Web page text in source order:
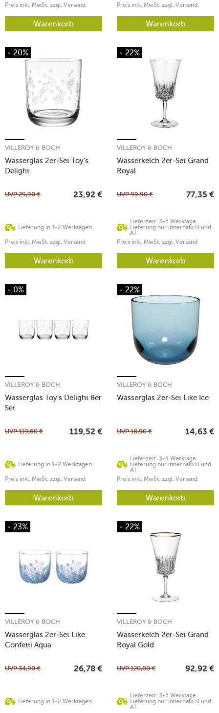
Preis inkl. MwSt. zzgl. Versand
Warenkorb
Preis inkl. MwSt. zzgl. Versand
Warenkorb
- 20%
Wasserglas 2er-Set Toy’s
Delight
VILLEROY & BOCH
Lieferung in 1-2 Werktagen
UVP29,90 € 23,92 €
Preis inkl. MwSt. zzgl. Versand
Warenkorb
- 22%
Wasserkelch 2er-Set Grand
Royal
VILLEROY & BOCH
Lieferzeit: 3-5 Werktage.
Lieferung nur innerhalb D und
AT.
UVP99,90 € 77,35 €
Preis inkl. MwSt. zzgl. Versand
Warenkorb
- 0%
Wasserglas Toy's Delight 8er
Set
VILLEROY & BOCH
Lieferung in 1-2 Werktagen
UVP119,60 € 119,52 €
Preis inkl. MwSt. zzgl. Versand
Warenkorb
- 22%
Wasserglas 2er-Set Like Ice
VILLEROY & BOCH
Lieferzeit: 3-5 Werktage.
Lieferung nur innerhalb D und
AT.
UVP18,90 € 14,63 €
Preis inkl. MwSt. zzgl. Versand
Warenkorb
- 23%
Wasserglas 2er-Set Like
Confetti Aqua
VILLEROY & BOCH
Lieferung in 1-2 Werktagen
UVP34,90 € 26,78 €
- 22%
Wasserkelch 2er-Set Grand
Royal Gold
VILLEROY & BOCH
Lieferzeit: 3-5 Werktage.
Lieferung nur innerhalb D und
AT.
UVP120,00 € 92,92 €